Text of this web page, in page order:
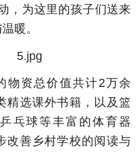
，为这里的孩子们送来
暖。
物资总价值共计2万余
精选课外书籍，以及篮
乓球等丰富的体育器
改善乡村学校的阅读与